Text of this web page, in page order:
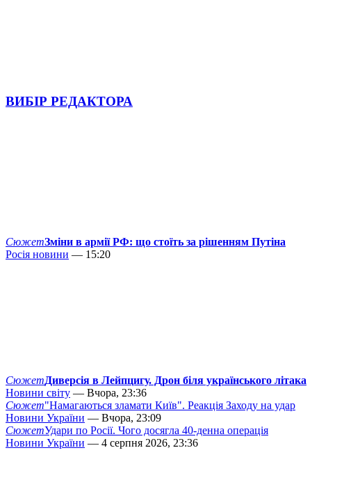
ВИБІР РЕДАКТОРА
СюжетЗміни в армії РФ: що стоїть за рішенням Путіна
Росія новини — 15:20
СюжетДиверсія в Лейпцигу. Дрон біля українського літака
Новини світу — Вчора, 23:36
Сюжет"Намагаються зламати Київ". Реакція Заходу на удар
Новини України — Вчора, 23:09
СюжетУдари по Росії. Чого досягла 40-денна операція
Новини України — 4 серпня 2026, 23:36